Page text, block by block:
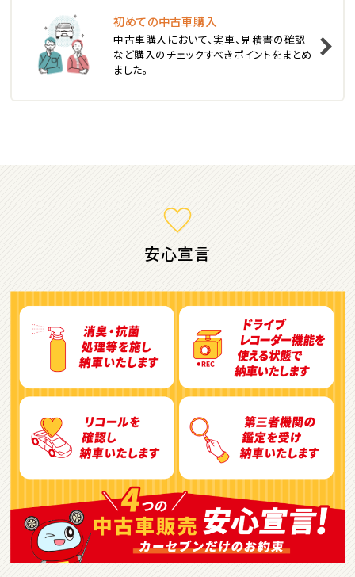
3位
トヨタ
カローラフィールダー
2
アルファード
位
トヨタ
ヴォクシー
ＳＵＶ・クロカン
1位
トヨタ
ヤリスクロス
初めての中古車購入
中古車購入において、実車、見積書の確認
など購入のチェックすべきポイントをまとめ
ました。
安心宣言